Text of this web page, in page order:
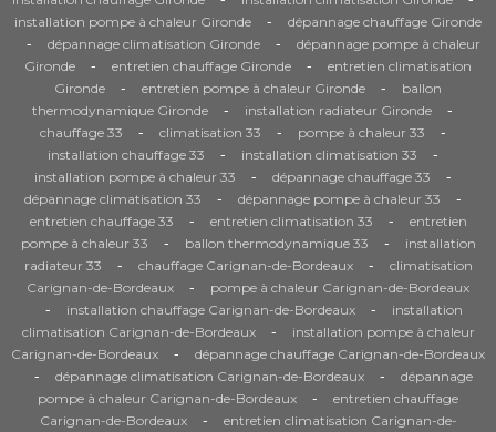
installation pompe à chaleur Gironde - dépannage chauffage Gironde
- dépannage climatisation Gironde -
dépannage pompe à chaleur
Gironde
- entretien chauffage Gironde -
entretien climatisation
Gironde
- entretien pompe à chaleur Gironde -
ballon
thermodynamique Gironde
- installation radiateur Gironde -
chauffage 33 - climatisation 33 - pompe à chaleur 33 -
installation chauffage 33 - installation climatisation 33 -
installation pompe à chaleur 33 - dépannage chauffage 33 -
dépannage climatisation 33 - dépannage pompe à chaleur 33 -
entretien chauffage 33 - entretien climatisation 33 -
entretien
pompe à chaleur 33
- ballon thermodynamique 33 -
installation
radiateur 33
- chauffage Carignan-de-Bordeaux -
climatisation
Carignan-de-Bordeaux
- pompe à chaleur Carignan-de-Bordeaux
- installation chauffage Carignan-de-Bordeaux -
installation
climatisation Carignan-de-Bordeaux
-
installation pompe à chaleur
Carignan-de-Bordeaux
- dépannage chauffage Carignan-de-Bordeaux
- dépannage climatisation Carignan-de-Bordeaux -
dépannage
pompe à chaleur Carignan-de-Bordeaux
-
entretien chauffage
Carignan-de-Bordeaux
-
entretien climatisation Carignan-de-